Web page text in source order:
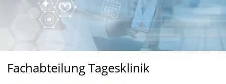
Finden
Fachabteilung Tagesklinik